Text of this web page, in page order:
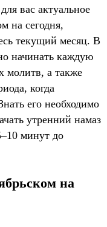
вас актуальное
на сегодня,
текущий месяц. В
начинать каждую
молитв, а также
когда
его необходимо
утренний намаз
минут до
на